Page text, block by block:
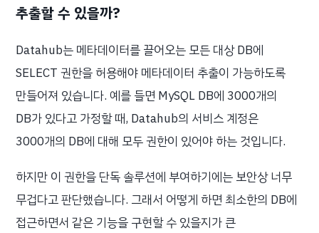
추출할 수 있을까?
Datahub는 메타데이터를 끌어오는 모든 대상 DB에
SELECT 권한을 허용해야 메타데이터 추출이 가능하도록
만들어져 있습니다. 예를 들면 MySQL DB에 3000개의
DB가 있다고 가정할 때, Datahub의 서비스 계정은
3000개의 DB에 대해 모두 권한이 있어야 하는 것입니다.
하지만 이 권한을 단독 솔루션에 부여하기에는 보안상 너무
무겁다고 판단했습니다. 그래서 어떻게 하면 최소한의 DB에
접근하면서 같은 기능을 구현할 수 있을지가 큰